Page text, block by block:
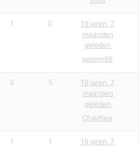
1 0
19 jaren, 7
maanden
geleden
peterm66
3 5
19 jaren, 7
maanden
geleden
Chauffeur
1 1
19 jaren, 7